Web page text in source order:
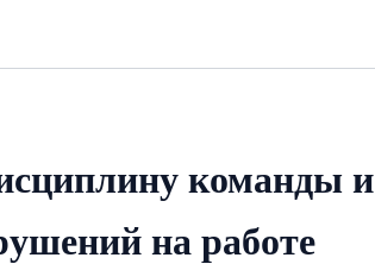
команды и
на работе